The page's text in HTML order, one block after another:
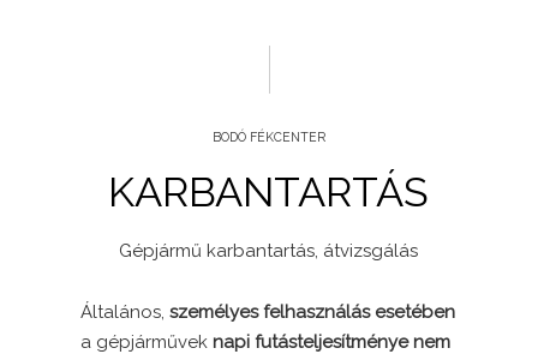
BODÓ FÉKCENTER
KARBANTARTÁS
Gépjármű karbantartás, átvizsgálás
Általános,személyes felhasználás esetében
a gépjárművek napi futásteljesítménye nem